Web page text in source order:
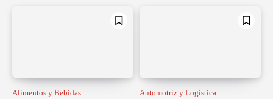
Alimentos y Bebidas Automotriz y Logística